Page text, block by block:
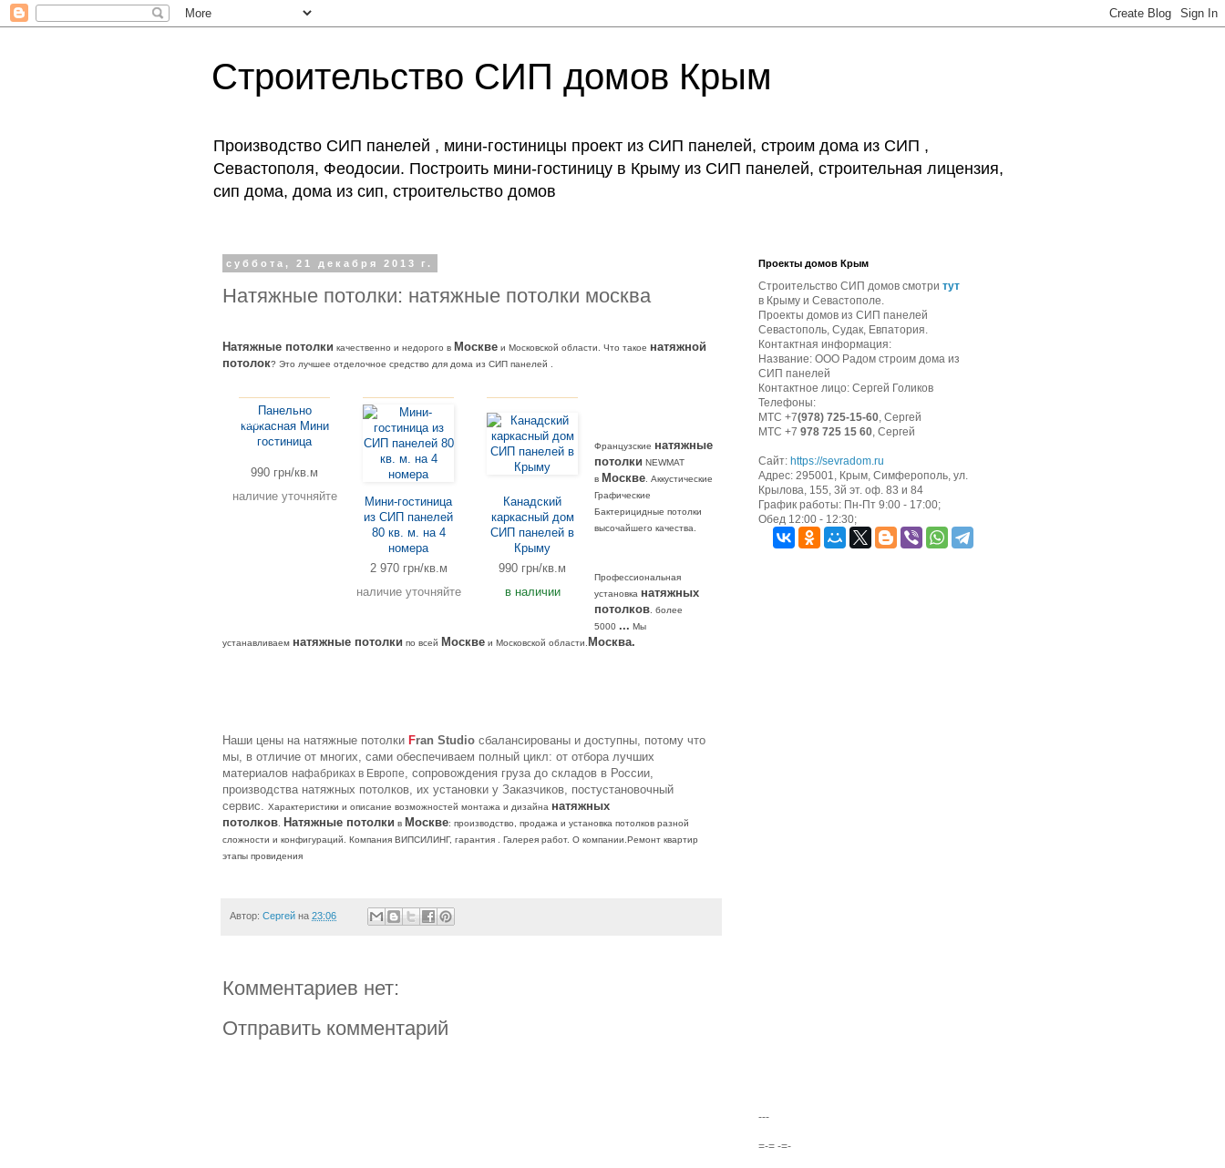
Строительство СИП домов Крым
Производство СИП панелей , мини-гостиницы проект из СИП панелей, строим дома из СИП ,
Севастополя, Феодосии. Построить мини-гостиницу в Крыму из СИП панелей, строительная лицензия,
сип дома, дома из сип, строительство домов
суббота, 21 декабря 2013 г.
Натяжные потолки: натяжные потолки москва
Натяжные потолки качественно и недорого в Москве и Московской области. Что такое натяжной
потолок? Это лучшее отделочное средство для дома из СИП панелей .
нка
Панельно
каркасная Мини
гостиница
990 грн/кв.м
наличие уточняйте
Мини-гостиница
из СИП панелей
80 кв. м. на 4
номера
2 970 грн/кв.м
наличие уточняйте
Канадский
каркасный дом
СИП панелей в
Крыму
990 грн/кв.м
в наличии
Французские натяжные
потолки NEWMAT
в Москве . Аккустические
Графические
Бактерицидные потолки
высочайшего качества.
Профессиональная
установка натяжных
потолков . более
5000 ... Мы
устанавливаем натяжные потолки по всей Москве и Московской области. Москва.
Наши цены на натяжные потолки Fran Studio сбалансированы и доступны, потому что
мы, в отличие от многих, сами обеспечиваем полный цикл: от отбора лучших
материалов нафабриках в Европе
, сопровождения груза до складов в России,
производства натяжных потолков, их установки у Заказчиков, постустановочный
сервис.
Характеристики и описание возможностей монтажа и дизайна натяжных
потолков Натяжные потолки в Москве: производство, продажа и установка потолков разной
сложности и конфигураций. Компания ВИПСИЛИНГ, гарантия . Галерея работ. О компании.Ремонт квартир
этапы провидения
Автор: Сергей на 23:06
Комментариев нет:
Отправить комментарий
Проекты домов Крым
Строительство СИП домов смотри тут
в Крыму и Севастополе.
Проекты домов из СИП панелей
Севастополь, Судак, Евпатория.
Контактная информация:
Название: ООО Радом строим дома из
СИП панелей
Контактное лицо: Сергей Голиков
Телефоны:
МТС +7(978) 725-15-60, Сергей
МТС +7 978 725 15 60, Сергей
Сайт: https://sevradom.ru
Адрес: 295001, Крым, Симферополь, ул.
Крылова, 155, 3й эт. оф. 83 и 84
График работы: Пн-Пт 9:00 - 17:00;
Обед 12:00 - 12:30;
---
=-= -=-